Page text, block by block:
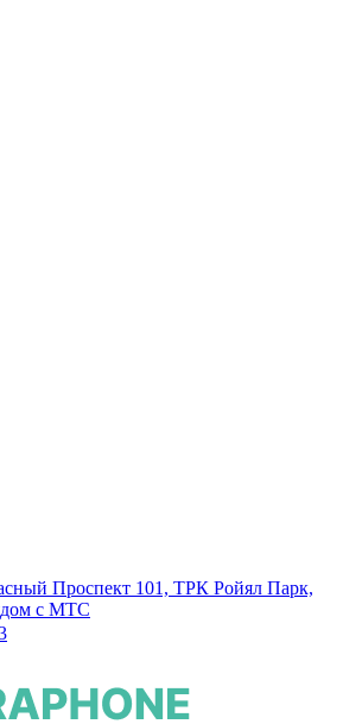
Проспект 101, ТРК Ройял Парк,
с МТС